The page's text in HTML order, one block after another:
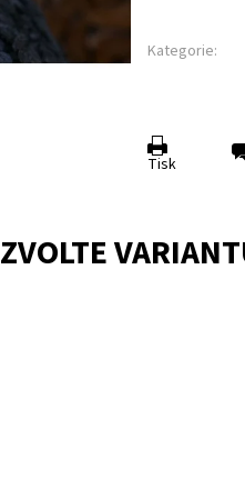
Kategorie:
Tisk
ZVOLTE